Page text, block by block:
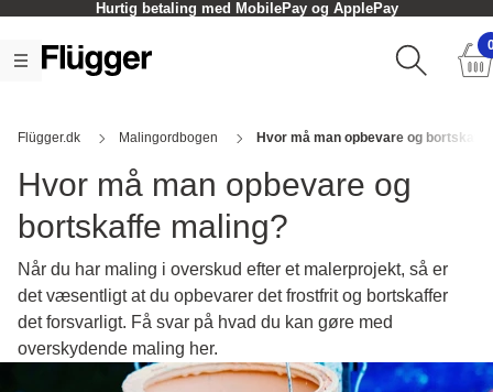
Hurtig betaling med MobilePay og ApplePay
Flügger.dk Malingordbogen Hvor må man opbevare og
Hvor må man opbevare og
bortskaffe maling?
Når du har maling i overskud efter et malerprojekt, så er
det væsentligt at du opbevarer det frostfrit og bortskaffer
det forsvarligt. Få svar på hvad du kan gøre med
overskydende maling her.